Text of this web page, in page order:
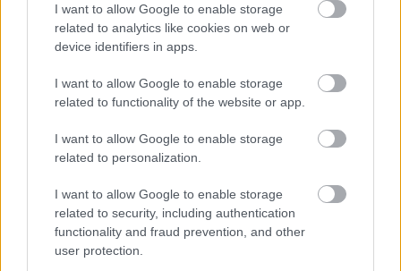
I want to allow Google to enable storage
related to analytics like cookies on web or
device identifiers in apps.
I want to allow Google to enable storage
related to functionality of the website or app.
I want to allow Google to enable storage
related to personalization.
I want to allow Google to enable storage
related to security, including authentication
functionality and fraud prevention, and other
user protection.
Pe lângă proprietățile care contribuie la sănătatea
părului, Uleiul esențial de Rozmarin are și
antispastice, antioxidante, neuroprotectoare și
numără următoarele:
prin stimularea circulației sanguine, contribuie
și la îmbunătățirea texturii pielii și la
ameliorarea simptomelor asociate cu diverse